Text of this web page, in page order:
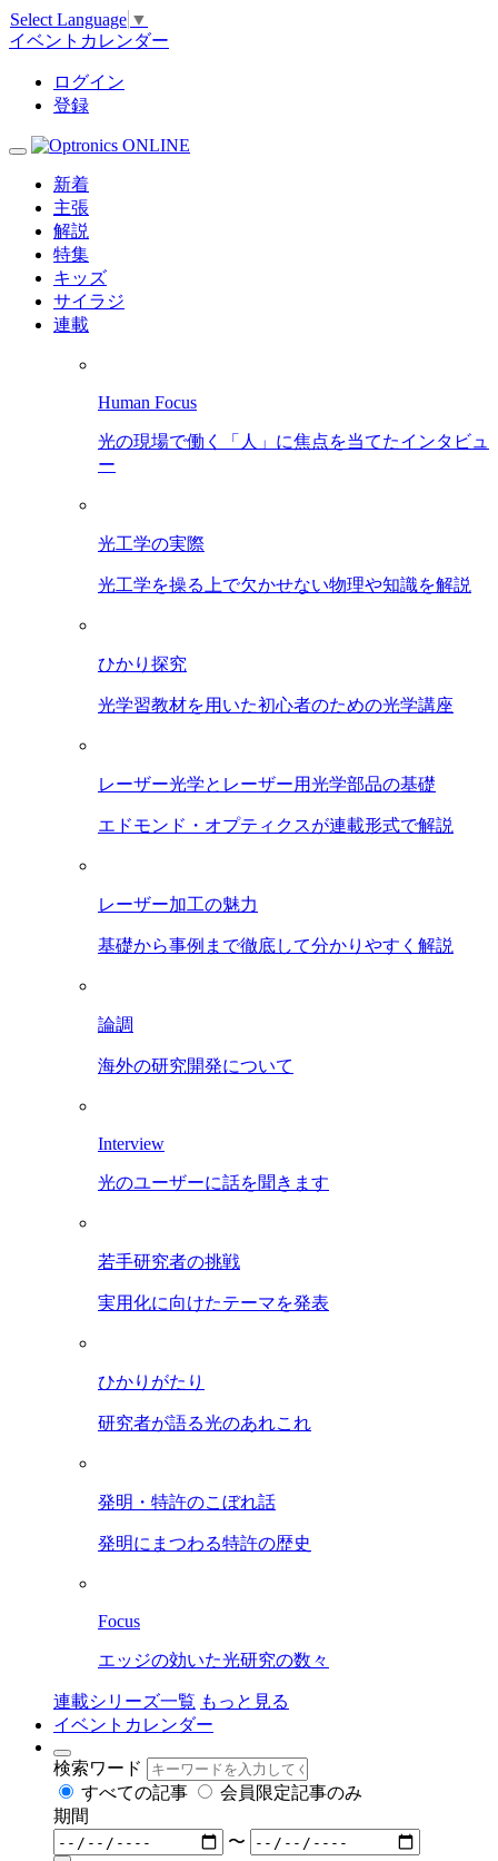
Select Language ▼
イベントカレンダー
ログイン
登録
新着
主張
解説
特集
キッズ
サイラジ
連載
Human Focus
光の現場で働く「人」に焦点を当てたインタビュ
ー
光工学の実際
光工学を操る上で欠かせない物理や知識を解説
ひかり探究
光学習教材を用いた初心者のための光学講座
レーザー光学とレーザー用光学部品の基礎
エドモンド・オプティクスが連載形式で解説
レーザー加工の魅力
基礎から事例まで徹底して分かりやすく解説
論調
海外の研究開発について
Interview
光のユーザーに話を聞きます
若手研究者の挑戦
実用化に向けたテーマを発表
ひかりがたり
研究者が語る光のあれこれ
発明・特許のこぼれ話
発明にまつわる特許の歴史
Focus
エッジの効いた光研究の数々
連載シリーズ一覧 もっと見る
イベントカレンダー
検索ワード
すべての記事
会員限定記事のみ
期間
〜